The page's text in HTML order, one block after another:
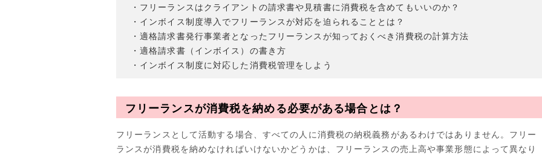
・フリーランスはクライアントの請求書や見積書に消費税を含めてもいいのか？
・インボイス制度導入でフリーランスが対応を迫られることとは？
・適格請求書発行事業者となったフリーランスが知っておくべき消費税の計算方法
・適格請求書（インボイス）の書き方
・インボイス制度に対応した消費税管理をしよう
フリーランスが消費税を納める必要がある場合とは？
フリーランスとして活動する場合、すべての人に消費税の納税義務があるわけではありません。フリー
ランスが消費税を納めなければいけないかどうかは、フリーランスの売上高や事業形態によって異なり